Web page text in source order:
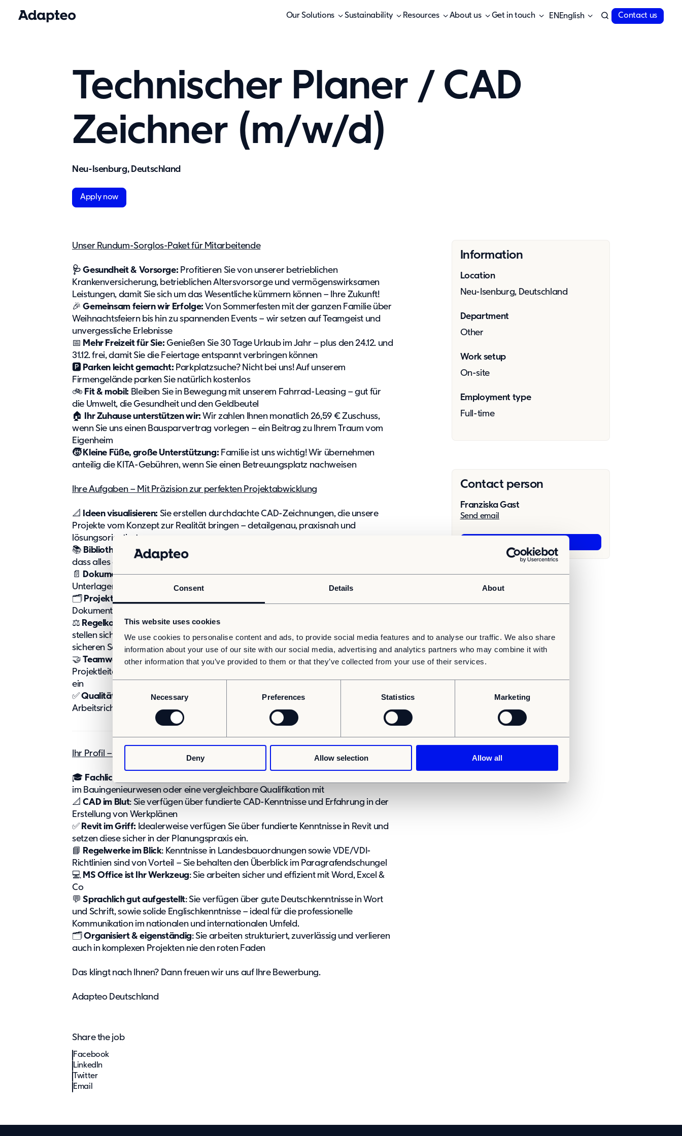
Consent Details About
This website uses cookies
We use cookies to personalise content and ads, to provide social media features and to analyse our traffic. We also share
information about your use of our site with our social media, advertising and analytics partners who may combine it with
other information that you’ve provided to them or that they’ve collected from your use of their services.
o
n
t
e
l
e
c
t
i
o
n
Necessary Preferences Statistics Marketing
Deny Allow selection Allow all
Our Solutions Sustainability Resources About us Get in touch English Contact us
Technischer Planer / CAD
Zeichner (m/w/d)
Neu-Isenburg, Deutschland
Apply now
Information
Location
Neu-Isenburg, Deutschland
Department
Other
Work setup
On-site
Employment type
Full-time
Unser Rundum-Sorglos-Paket für Mitarbeitende
🩺 Gesundheit & Vorsorge: Profitieren Sie von unserer betrieblichen
Krankenversicherung, betrieblichen Altersvorsorge und vermögenswirksamen
Leistungen, damit Sie sich um das Wesentliche kümmern können – Ihre Zukunft!
🎉Gemeinsam feiern wir Erfolge: Von Sommerfesten mit der ganzen Familie über
Weihnachtsfeiern bis hin zu spannenden Events – wir setzen auf Teamgeist und
unvergessliche Erlebnisse
📅 Mehr Freizeit für Sie: Genießen Sie 30 Tage Urlaub im Jahr – plus den 24.12. und
31.12. frei, damit Sie die Feiertage entspannt verbringen können
🅿️ Parken leicht gemacht: Parkplatzsuche? Nicht bei uns! Auf unserem
Firmengelände parken Sie natürlich kostenlos
🚲 Fit & mobil: Bleiben Sie in Bewegung mit unserem Fahrrad-Leasing – gut für
die Umwelt, die Gesundheit und den Geldbeutel
🏠
Ihr Zuhause unterstützen wir: Wir zahlen Ihnen monatlich 26,59 € Zuschuss,
wenn Sie uns einen Bausparvertrag vorlegen – ein Beitrag zu Ihrem Traum vom
Eigenheim
🧒 Kleine Füße, große Unterstützung: Familie ist uns wichtig! Wir übernehmen
anteilig die KITA-Gebühren, wenn Sie einen Betreuungsplatz nachweisen
Ihre Aufgaben – Mit Präzision zur perfekten Projektabwicklung
📐 Ideen visualisieren: Sie erstellen durchdachte CAD-Zeichnungen, die unsere
Projekte vom Konzept zur Realität bringen – detailgenau, praxisnah und
lösungsorientiert
📚 Bibliotheken im Griff: Sie pflegen unsere CAD-Bibliotheken und sorgen dafür,
dass alles auf dem neuesten Stand bleibt
📄
Dokumentation mit Weitblick: Sie erstellen technische und baurechtliche
Unterlagen, die unsere Projekte sicher durch die Auftragsabwicklung führen
🗂️ Projektbezogen & punktgenau
Dokumentationen rund um unsere laufenden Projekte
⚖️ Regelkonform & gewissenhaft: Sie beschaffen alle relevanten Vorschriften und
stellen sicher, dass wir in Sachen Statik, Brandschutz, EnEV & Co. immer auf der
sicheren Seite sind
🤝Teamwork mit der Projektleitung: Sie arbeiten Hand in Hand mit unseren
Projektleitern und bringen Ihr technisches Know-how in die Auftragsabwicklung
ein
✅Qualität ist Ihr Standard: Sie halten unsere Qualitäts-, Umwelt- und
Arbeitsrichtlinien nach ISO DIN 9001 & 14001 verlässlich ein
Ihr Profil – Damit begeistern Sie uns
🎓 Fachlich top aufgestellt
im Bauingenieurwesen oder eine vergleichbare Qualifikation mit
📐CAD im Blut: Sie verfügen über fundierte CAD-Kenntnisse und Erfahrung in der
Erstellung von Werkplänen
✅ Revit im Griff: Idealerweise verfügen Sie über fundierte Kenntnisse in Revit und
setzen diese sicher in der Planungspraxis ein.
📘 Regelwerke im Blick: Kenntnisse in Landesbauordnungen sowie VDE/VDI-
Richtlinien sind von Vorteil – Sie behalten den Überblick im Paragrafendschungel
💻 MS Office ist Ihr Werkzeug: Sie arbeiten sicher und effizient mit Word, Excel &
Co
💬Sprachlich gut aufgestellt: Sie verfügen über gute Deutschkenntnisse in Wort
und Schrift, sowie solide Englischkenntnisse – ideal für die professionelle
Kommunikation im nationalen und internationalen Umfeld.
🗂️Organisiert & eigenständig: Sie arbeiten strukturiert, zuverlässig und verlieren
auch in komplexen Projekten nie den roten Faden
Das klingt nach Ihnen? Dann freuen wir uns auf Ihre Bewerbung.
Adapteo Deutschland
Contact person
Franziska Gast
Send email
Share the job
Facebook
LinkedIn
Twitter
Email